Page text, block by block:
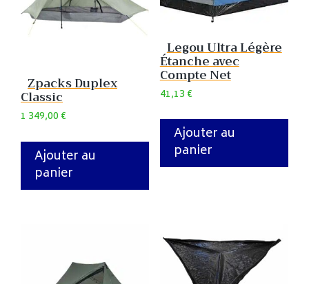
Zpacks Duplex
Classic
1 349,00€
Ajouter au
panier
Legou Ultra Légère
Étanche avec
Compte Net
41,13€
Ajouter au
panier